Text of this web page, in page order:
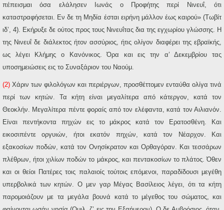
πέπεισμαι όσα ελάλησεν Ιωνάς ο Προφήτης περί Νινευΐ, ότι
καταστραφήσεται. Εν δε τη Μηδία έσται ειρήνη μάλλον έως καιρού» (Τωβίτ
ιδ’, 4). Εκήρυξε δε ούτος προς τους Νινευΐτας δια της εγχωρίου γλώσσης. Η
της Νινευΐ δε διάλεκτος ήτον ασσύριος, ήτις ολίγον διαφέρει της εβραϊκής,
ως λέγει Κλήμης ο Κανόνικος. Όρα και εις την α’ Δεκεμβρίου τας
υποσημειώσεις εις το Συναξάριον του Ναούμ.
(2) Χάριν των φιλολόγων και περιέργων, προσθέττομεν ενταύθα ολίγα τινά
περί των κητών. Τα κήτη είναι μεγαλίτερα από κάτεργον, κατά τον
Θεοκλήν. Μεγαλίτερα πέντε φοραίς από τον ελέφαντα, κατά τον Αιλιανόν.
Είναι πεντήκοντα πηχών εις το μάκρος κατά τον Ερατοσθένη. Και
εικοσιπέντε οργυιών, ήτοι εκατόν πηχών, κατά τον Νέαρχον. Και
εξακοσίων ποδών, κατά τον Ονησίκρατον και Ορθαγόραν. Και τεσσάρων
πλέθρων, ήτοι χιλίων ποδών το μάκρος, και πεντακοσίων το πλάτος. Όθεν
και οι θείοι Πατέρες τοις παλαιοίς τούτοις επόμενοι, παραδίδουσι μεγέθη
υπερβολικά των κητών. Ο μεν γαρ Μέγας Βασίλειος λέγει, ότι τα κήτη
παρομοιάζουν με τα μεγάλα βουνά κατά το μέγεθος του σώματος, και